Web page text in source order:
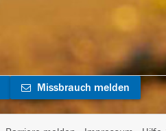
Missbrauch melden